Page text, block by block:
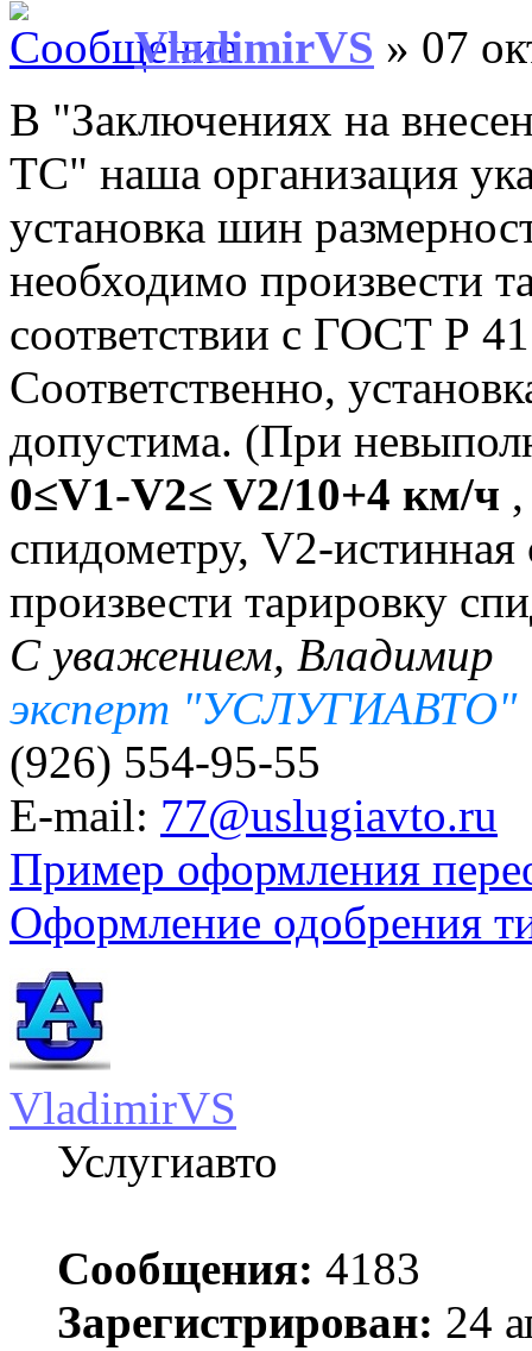
VladimirVS » 07
В "Заключениях на
ТС" наша организация
установка шин
необходимо произвести
соответствии с ГОСТ Р
Соответственно,
допустима. (При
0≤V1-V2≤ V2/10+4 км/ч
спидометру, V2-
произвести тарировку
С уважением, Владимир
эксперт "УСЛУГИАВТО"
(926) 554-95-55
E-mail: 77@uslugiavto.ru
Пример оформления
Оформление одобрения
VladimirVS
Услугиавто
Сообщения: 4183
Зарегистрирован: 24